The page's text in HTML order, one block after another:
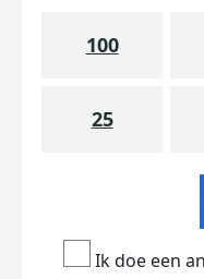
100
25
Ik doe een